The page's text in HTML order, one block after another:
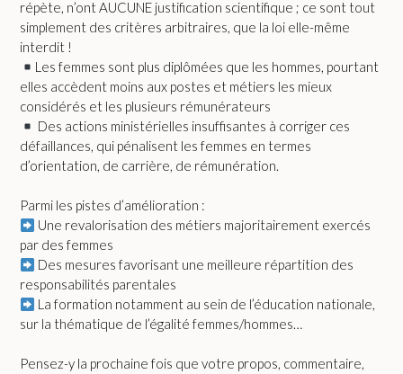
répète, n’ont AUCUNE justification scientifique ; ce sont tout
simplement des critères arbitraires, que la loi elle-même
interdit !
Les femmes sont plus diplômées que les hommes, pourtant
elles accèdent moins aux postes et métiers les mieux
considérés et les plusieurs rémunérateurs
Des actions ministérielles insuffisantes à corriger ces
défaillances, qui pénalisent les femmes en termes
d’orientation, de carrière, de rémunération.
Parmi les pistes d’amélioration :
Une revalorisation des métiers majoritairement exercés
par des femmes
Des mesures favorisant une meilleure répartition des
responsabilités parentales
La formation notamment au sein de l’éducation nationale,
sur la thématique de l’égalité femmes/hommes…
Pensez-y la prochaine fois que votre propos, commentaire,